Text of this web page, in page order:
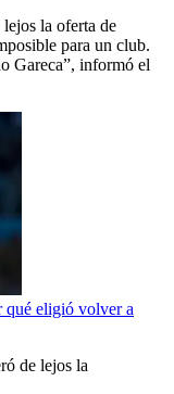
la oferta de
para un club.
Gareca”, informó el
eligió volver a
de lejos la